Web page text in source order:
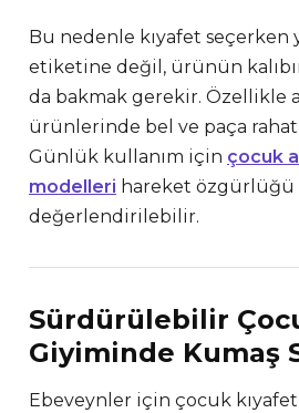
Bu nedenle kıyafet seçerken
etiketine değil, ürünün
da bakmak gerekir. Özellikle
ürünlerinde bel ve paça
Günlük kullanım için çocuk
modelleri hareket özgürlüğü
değerlendirilebilir.
Sürdürülebilir
Giyiminde Kumaş
Ebeveynler için çocuk